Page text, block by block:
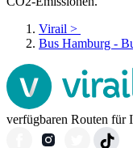
Virail >
Bus Hamburg -
verfügbaren Routen für